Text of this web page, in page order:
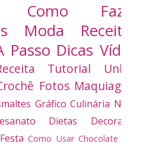
Como Fazer
Moda
Receitas
Passo Dicas Vídeo
Tutorial
Unhas
Fotos Maquiagem
Gráfico Culinária Natal
Dietas
Decoradas
Festa Como Usar Chocolate